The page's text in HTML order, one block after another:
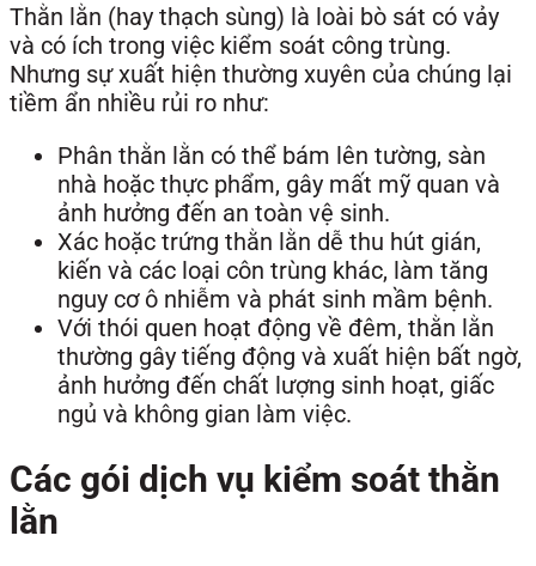
Thằn lằn (hay thạch sùng) là loài bò sát có vảy
và có ích trong việc kiểm soát công trùng.
Nhưng sự xuất hiện thường xuyên của chúng lại
tiềm ẩn nhiều rủi ro như:
Phân thằn lằn có thể bám lên tường, sàn
nhà hoặc thực phẩm, gây mất mỹ quan và
ảnh hưởng đến an toàn vệ sinh.
Xác hoặc trứng thằn lằn dễ thu hút gián,
kiến và các loại côn trùng khác, làm tăng
nguy cơ ô nhiễm và phát sinh mầm bệnh.
Với thói quen hoạt động về đêm, thằn lằn
thường gây tiếng động và xuất hiện bất ngờ,
ảnh hưởng đến chất lượng sinh hoạt, giấc
ngủ và không gian làm việc.
Các gói dịch vụ kiểm soát thằn
lằn